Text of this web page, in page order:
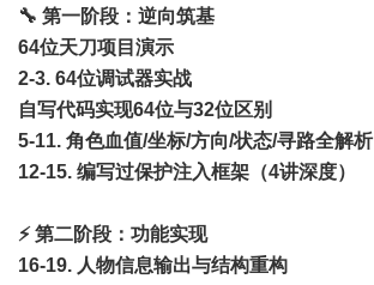
🔧 第一阶段：逆向筑基
64位天刀项目演示
2-3. 64位调试器实战
自写代码实现64位与32位区别
5-11. 角色血值/坐标/方向/状态/寻路全解析
12-15. 编写过保护注入框架（4讲深度）
⚡ 第二阶段：功能实现
16-19. 人物信息输出与结构重构